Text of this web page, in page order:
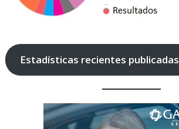
Estadísticas recientes publicadas